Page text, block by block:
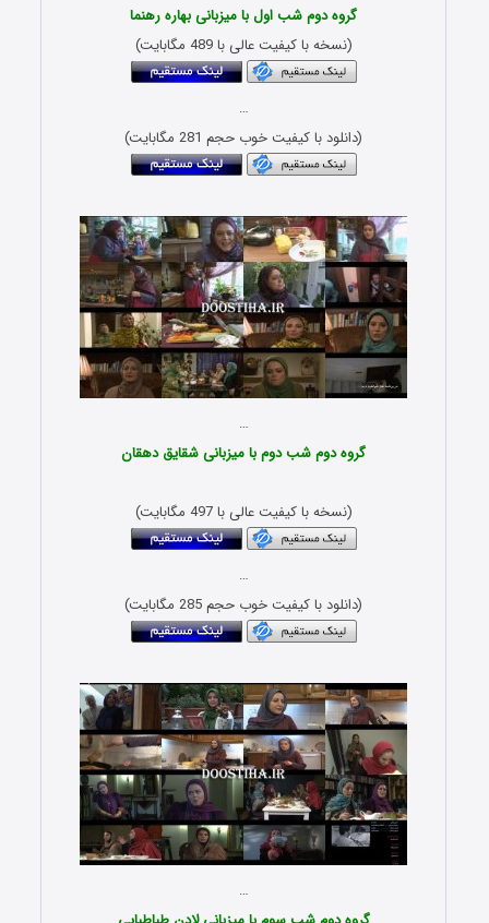
گروه دوم شب اول با میزبانی بهاره رهنما
(نسخه با کیفیت عالی با 489 مگابایت)
…
(دانلود با کیفیت خوب حجم 281 مگابایت)
…
گروه دوم شب دوم با میزبانی شقایق دهقان
(نسخه با کیفیت عالی با 497 مگابایت)
…
(دانلود با کیفیت خوب حجم 285 مگابایت)
…